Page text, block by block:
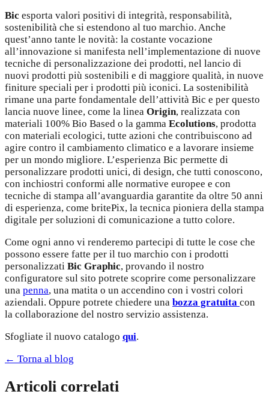
Bic esporta valori positivi di integrità, responsabilità,
sostenibilità che si estendono al tuo marchio. Anche
quest’anno tante le novità: la costante vocazione
all’innovazione si manifesta nell’implementazione di nuove
tecniche di personalizzazione dei prodotti, nel lancio di
nuovi prodotti più sostenibili e di maggiore qualità, in nuove
finiture speciali per i prodotti più iconici. La sostenibilità
rimane una parte fondamentale dell’attività Bic e per questo
lancia nuove linee, come la linea Origin, realizzata con
materiali 100% Bio Based o la gamma Ecolutions, prodotta
con materiali ecologici, tutte azioni che contribuiscono ad
agire contro il cambiamento climatico e a lavorare insieme
per un mondo migliore. L’esperienza Bic permette di
personalizzare prodotti unici, di design, che tutti conoscono,
con inchiostri conformi alle normative europee e con
tecniche di stampa all’avanguardia garantite da oltre 50 anni
di esperienza, come britePix, la tecnica pioniera della stampa
digitale per soluzioni di comunicazione a tutto colore.
Come ogni anno vi renderemo partecipi di tutte le cose che
possono essere fatte per il tuo marchio con i prodotti
personalizzati Bic Graphic, provando il nostro
configuratore sul sito potrete scoprire come personalizzare
una penna, una matita o un accendino con i vostri colori
aziendali. Oppure potrete chiedere una bozza gratuita con
la collaborazione del nostro servizio assistenza.
Sfogliate il nuovo catalogo qui.
← Torna al blog
Articoli correlati